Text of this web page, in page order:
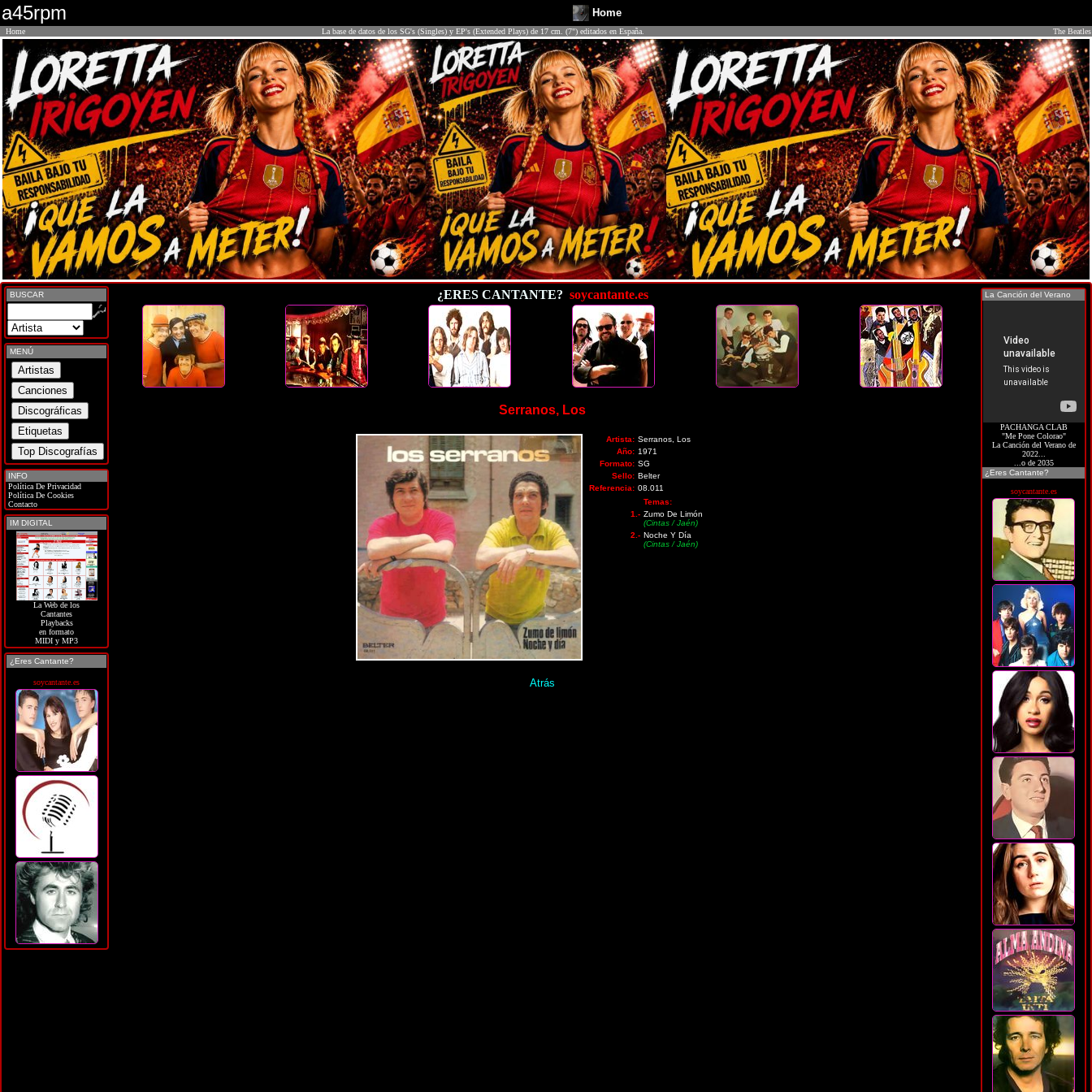
a45rpm Home
Home La base de datos de los SG's (Singles) y EP's (Extended Plays) de 17 cm. (7") editados en España. The Beatles
BUSCAR
MENÚ
INFO
Política De Privacidad
Política De Cookies
Contacto
IM DIGITAL
La Web de los
Cantantes
Playbacks
en formato
MIDI y MP3
¿Eres Cantante?
soycantante.es
¿ERES CANTANTE? soycantante.es
Serranos, Los
Artista: Serranos, Los
Año: 1971
Formato: SG
Sello: Belter
Referencia: 08.011
Temas:
1.- Zumo De Limón
(Cintas / Jaén)
2.- Noche Y Día
(Cintas / Jaén)
Atrás
La Canción del Verano
PACHANGA CLAB
"Me Pone Colorao"
La Canción del Verano de
2022...
...o de 2035
¿Eres Cantante?
soycantante.es